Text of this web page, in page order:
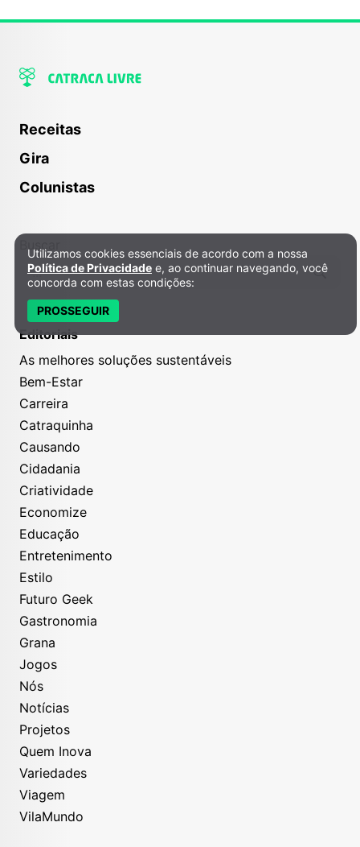
Receitas
Gira
Colunistas
Editoriais
As melhores soluções sustentáveis
Bem-Estar
Carreira
Catraquinha
Causando
Cidadania
Criatividade
Economize
Educação
Entretenimento
Estilo
Futuro Geek
Gastronomia
Grana
Jogos
Nós
Notícias
Projetos
Quem Inova
Variedades
Viagem
VilaMundo
Política de Privacidade e Cookies
Utilizamos cookies essenciais de acordo com a nossa
Política de Privacidade e, ao continuar navegando, você
concorda com estas condições:
PROSSEGUIR